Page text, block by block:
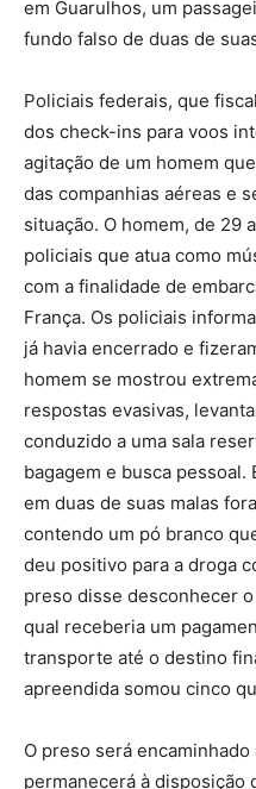
em Guarulhos, um
fundo falso de duas de
Policiais federais, que
dos check-ins para voos
agitação de um homem
das companhias aéreas e
situação. O homem, de 29
policiais que atua como
com a finalidade de
França. Os policiais
já havia encerrado e
homem se mostrou
respostas evasivas,
conduzido a uma sala
bagagem e busca
em duas de suas malas
contendo um pó branco
deu positivo para a droga
preso disse desconhecer
qual receberia um
transporte até o destino
apreendida somou cinco
O preso será
permanecerá à disposição